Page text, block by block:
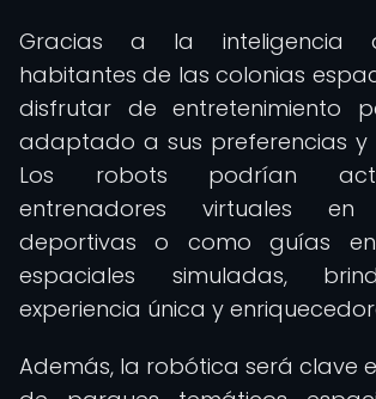
Gracias a la inteligencia
habitantes de las colonias
disfrutar de entretenimiento
adaptado a sus preferencias y
Los robots podrían
entrenadores virtuales en
deportivas o como guías en
espaciales simuladas,
experiencia única y
Además, la robótica será clave